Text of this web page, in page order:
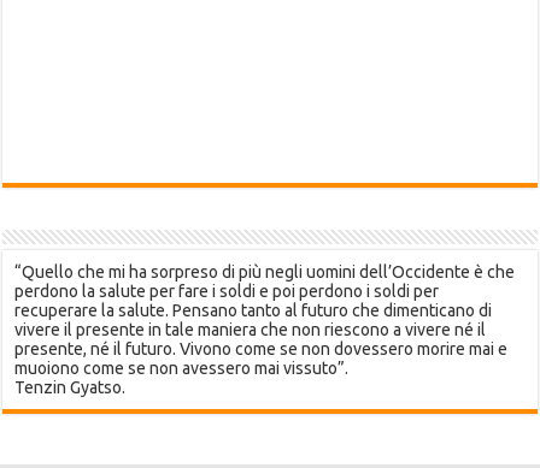
“Quello che mi ha sorpreso di più negli uomini dell’Occidente è che
perdono la salute per fare i soldi e poi perdono i soldi per
recuperare la salute. Pensano tanto al futuro che dimenticano di
vivere il presente in tale maniera che non riescono a vivere né il
presente, né il futuro. Vivono come se non dovessero morire mai e
muoiono come se non avessero mai vissuto”.
Tenzin Gyatso.